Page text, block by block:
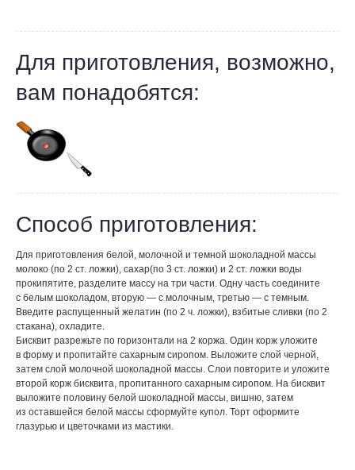
Для приготовления, возможно,
вам понадобятся:
Способ приготовления:
Для приготовления белой, молочной и темной шоколадной массы
молоко (по 2 ст. ложки), сахар(по 3 ст. ложки) и 2 ст. ложки воды
прокипятите, разделите массу на три части. Одну часть соедините
с белым шоколадом, вторую — с молочным, третью — с темным.
Введите распущенный желатин (по 2 ч. ложки), взбитые сливки (по 2
стакана), охладите.
Бисквит разрежьте по горизонтали на 2 коржа. Один корж уложите
в форму и пропитайте сахарным сиропом. Выложите слой черной,
затем слой молочной шоколадной массы. Слои повторите и уложите
второй корж бисквита, пропитанного сахарным сиропом. На бисквит
выложите половину белой шоколадной массы, вишню, затем
из оставшейся белой массы сформуйте купол. Торт оформите
глазурью и цветочками из мастики.